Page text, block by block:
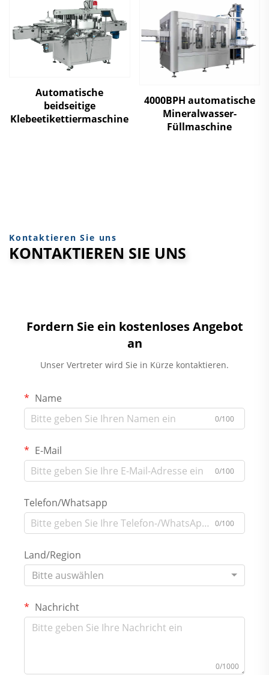
Automatische
beidseitige
Klebeetikettiermaschine
4000BPH automatische
Mineralwasser-
Füllmaschine
Kontaktieren Sie uns
KONTAKTIEREN SIE UNS
Fordern Sie ein kostenloses Angebot
an
Unser Vertreter wird Sie in Kürze kontaktieren.
Name
0/100
E-Mail
0/100
Telefon/Whatsapp
0/100
Land/Region
Bitte auswählen
Nachricht
0/1000